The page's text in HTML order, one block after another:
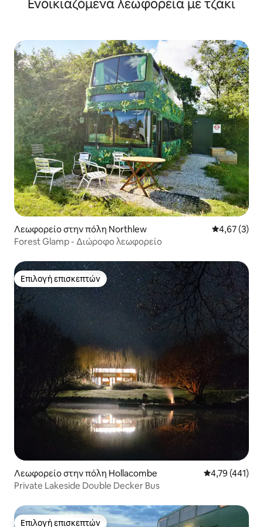
Ενοικιαζόμενα λεωφορεία με τζάκι
Λεωφορείο στην πόλη Northlew Μέση
4,67 (3)
Forest Glamp - Διώροφο λεωφορείο
Επιλογή επισκεπτών
Επιλογή επισκεπτών
Λεωφορείο στην πόλη Hollacombe Μέση
4,79 (441)
Private Lakeside Double Decker Bus
Επιλογή επισκεπτών